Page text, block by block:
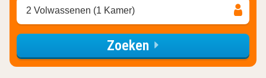
2 Volwassenen (1 Kamer)
Zoeken